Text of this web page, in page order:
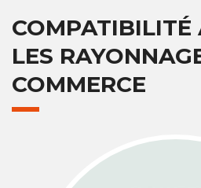
COMPATIBILITÉ
LES
COMMERCE